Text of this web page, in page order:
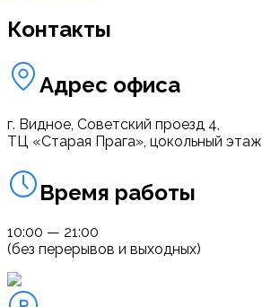
Контакты
Адрес офиса
г. Видное, Советский проезд 4,
ТЦ «Старая Прага», цокольный этаж
Время работы
10:00 — 21:00
(без перерывов и выходных)